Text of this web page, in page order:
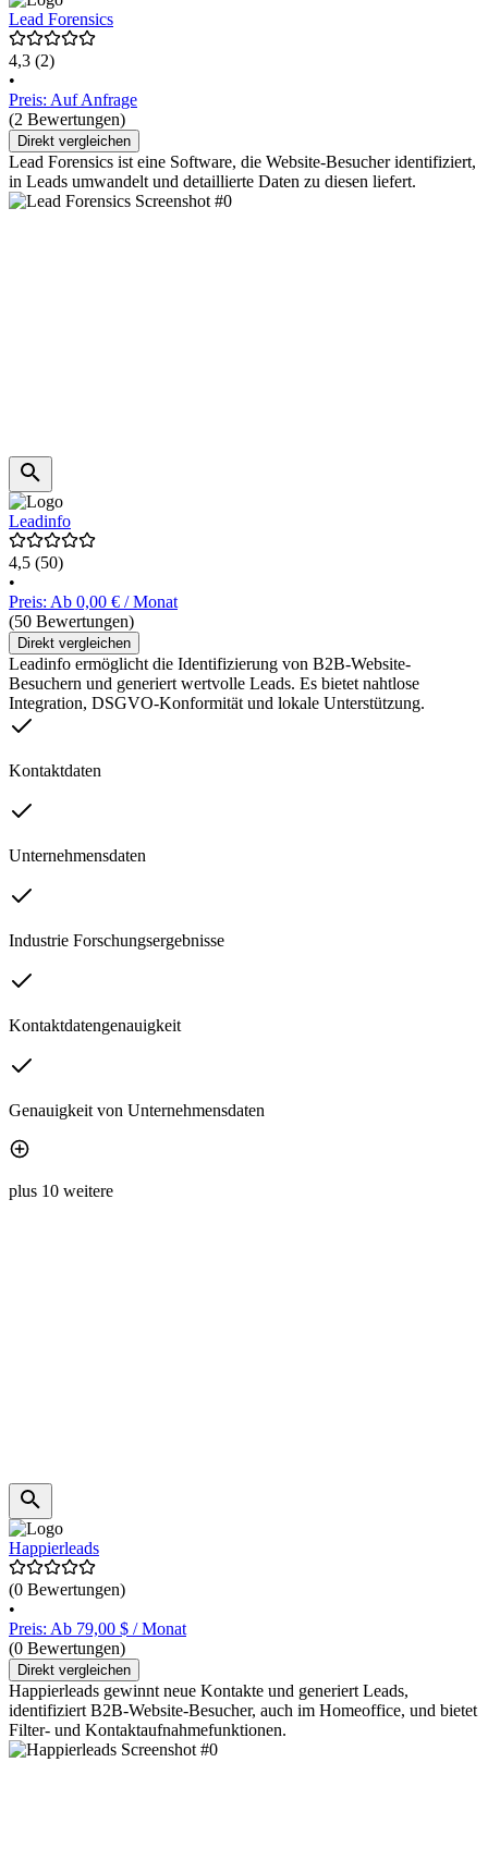
Lead Forensics
4,3 (2)
•
Preis: Auf Anfrage
(2 Bewertungen)
Direkt vergleichen
Lead Forensics ist eine Software, die Website-Besucher identifiziert,
in Leads umwandelt und detaillierte Daten zu diesen liefert.
Leadinfo
4,5 (50)
•
Preis: Ab 0,00 € / Monat
(50 Bewertungen)
Direkt vergleichen
Leadinfo ermöglicht die Identifizierung von B2B-Website-
Besuchern und generiert wertvolle Leads. Es bietet nahtlose
Integration, DSGVO-Konformität und lokale Unterstützung.
Kontaktdaten
Unternehmensdaten
Industrie Forschungsergebnisse
Kontaktdatengenauigkeit
Genauigkeit von Unternehmensdaten
plus 10 weitere
Happierleads
(0 Bewertungen)
•
Preis: Ab 79,00 $ / Monat
(0 Bewertungen)
Direkt vergleichen
Happierleads gewinnt neue Kontakte und generiert Leads,
identifiziert B2B-Website-Besucher, auch im Homeoffice, und bietet
Filter- und Kontaktaufnahmefunktionen.